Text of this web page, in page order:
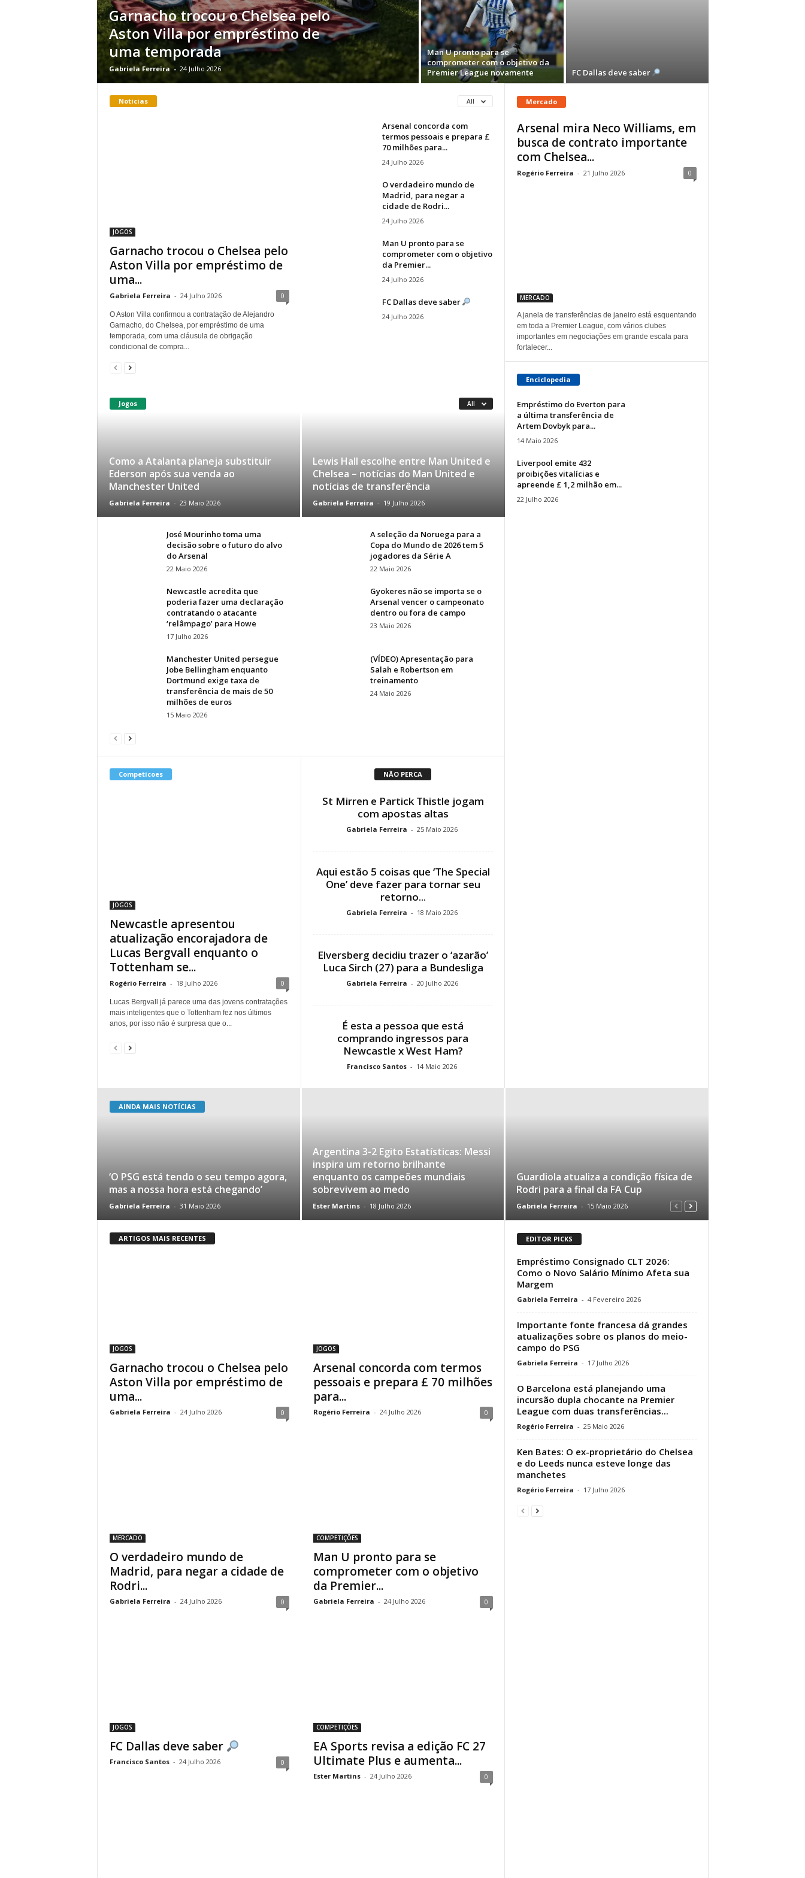
Garnacho trocou o Chelsea pelo
Aston Villa por empréstimo de
uma temporada
Gabriela Ferreira - 24 Julho 2026
Man U pronto para se
comprometer com o objetivo da
Premier League novamente
FC Dallas deve saber
Noticias All
JOGOS
Garnacho trocou o Chelsea pelo
Aston Villa por empréstimo de
uma...
Gabriela Ferreira - 24 Julho 2026 0
O Aston Villa confirmou a contratação de Alejandro
Garnacho, do Chelsea, por empréstimo de uma
temporada, com uma cláusula de obrigação
condicional de compra...
Arsenal concorda com
termos pessoais e prepara £
70 milhões para...
24 Julho 2026
O verdadeiro mundo de
Madrid, para negar a
cidade de Rodri...
24 Julho 2026
Man U pronto para se
comprometer com o objetivo
da Premier...
24 Julho 2026
FC Dallas deve saber
24 Julho 2026
Jogos All
Como a Atalanta planeja substituir
Ederson após sua venda ao
Manchester United
Gabriela Ferreira - 23 Maio 2026
Lewis Hall escolhe entre Man United e
Chelsea – notícias do Man United e
notícias de transferência
Gabriela Ferreira - 19 Julho 2026
José Mourinho toma uma
decisão sobre o futuro do alvo
do Arsenal
22 Maio 2026
A seleção da Noruega para a
Copa do Mundo de 2026 tem 5
jogadores da Série A
22 Maio 2026
Newcastle acredita que
poderia fazer uma declaração
contratando o atacante
‘relâmpago’ para Howe
17 Julho 2026
Gyokeres não se importa se o
Arsenal vencer o campeonato
dentro ou fora de campo
23 Maio 2026
Manchester United persegue
Jobe Bellingham enquanto
Dortmund exige taxa de
transferência de mais de 50
milhões de euros
15 Maio 2026
(VÍDEO) Apresentação para
Salah e Robertson em
treinamento
24 Maio 2026
Competicoes
JOGOS
Newcastle apresentou
atualização encorajadora de
Lucas Bergvall enquanto o
Tottenham se...
Rogério Ferreira - 18 Julho 2026 0
Lucas Bergvall já parece uma das jovens contratações
mais inteligentes que o Tottenham fez nos últimos
anos, por isso não é surpresa que o...
NÃO PERCA
St Mirren e Partick Thistle jogam
com apostas altas
Gabriela Ferreira - 25 Maio 2026
Aqui estão 5 coisas que ‘The Special
One’ deve fazer para tornar seu
retorno...
Gabriela Ferreira - 18 Maio 2026
Elversberg decidiu trazer o ‘azarão’
Luca Sirch (27) para a Bundesliga
Gabriela Ferreira - 20 Julho 2026
É esta a pessoa que está
comprando ingressos para
Newcastle x West Ham?
Francisco Santos - 14 Maio 2026
Mercado
Arsenal mira Neco Williams, em
busca de contrato importante
com Chelsea...
Rogério Ferreira - 21 Julho 2026 0
MERCADO
A janela de transferências de janeiro está esquentando
em toda a Premier League, com vários clubes
importantes em negociações em grande escala para
fortalecer...
Enciclopedia
Empréstimo do Everton para
a última transferência de
Artem Dovbyk para...
14 Maio 2026
Liverpool emite 432
proibições vitalícias e
apreende £ 1,2 milhão em...
22 Julho 2026
AINDA MAIS NOTÍCIAS
‘O PSG está tendo o seu tempo agora,
mas a nossa hora está chegando’
Gabriela Ferreira - 31 Maio 2026
Argentina 3-2 Egito Estatísticas: Messi
inspira um retorno brilhante
enquanto os campeões mundiais
sobrevivem ao medo
Ester Martins - 18 Julho 2026
Guardiola atualiza a condição física de
Rodri para a final da FA Cup
Gabriela Ferreira - 15 Maio 2026
ARTIGOS MAIS RECENTES
JOGOS
Garnacho trocou o Chelsea pelo
Aston Villa por empréstimo de
uma...
Gabriela Ferreira - 24 Julho 2026 0
JOGOS
Arsenal concorda com termos
pessoais e prepara £ 70 milhões
para...
Rogério Ferreira - 24 Julho 2026 0
MERCADO
O verdadeiro mundo de
Madrid, para negar a cidade de
Rodri...
Gabriela Ferreira - 24 Julho 2026 0
COMPETIÇÕES
Man U pronto para se
comprometer com o objetivo
da Premier...
Gabriela Ferreira - 24 Julho 2026 0
JOGOS
FC Dallas deve saber
Francisco Santos - 24 Julho 2026 0
COMPETIÇÕES
EA Sports revisa a edição FC 27
Ultimate Plus e aumenta...
Ester Martins - 24 Julho 2026 0
EDITOR PICKS
Empréstimo Consignado CLT 2026:
Como o Novo Salário Mínimo Afeta sua
Margem
Gabriela Ferreira - 4 Fevereiro 2026
Importante fonte francesa dá grandes
atualizações sobre os planos do meio-
campo do PSG
Gabriela Ferreira - 17 Julho 2026
O Barcelona está planejando uma
incursão dupla chocante na Premier
League com duas transferências...
Rogério Ferreira - 25 Maio 2026
Ken Bates: O ex-proprietário do Chelsea
e do Leeds nunca esteve longe das
manchetes
Rogério Ferreira - 17 Julho 2026